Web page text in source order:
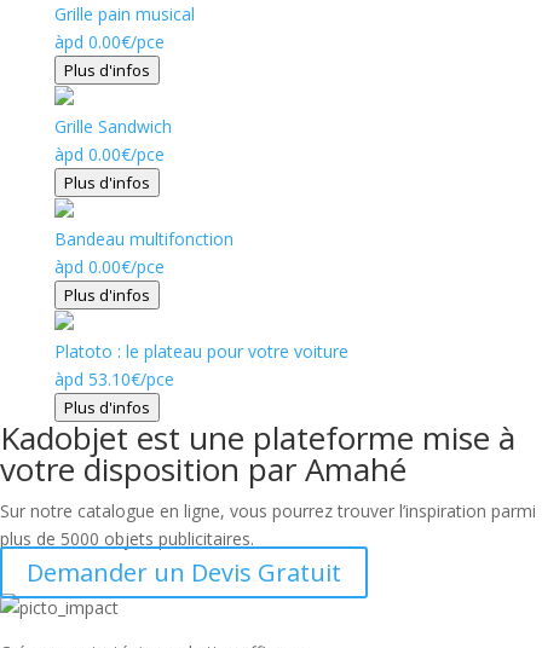
Grille pain musical
àpd 0.00€/pce
Plus d'infos
Grille Sandwich
àpd 0.00€/pce
Plus d'infos
Bandeau multifonction
àpd 0.00€/pce
Plus d'infos
Platoto : le plateau pour votre voiture
àpd 53.10€/pce
Plus d'infos
Kadobjet est une plateforme mise à
votre disposition par Amahé
Sur notre catalogue en ligne, vous pourrez trouver l’inspiration parmi
plus de 5000 objets publicitaires.
Demander un Devis Gratuit